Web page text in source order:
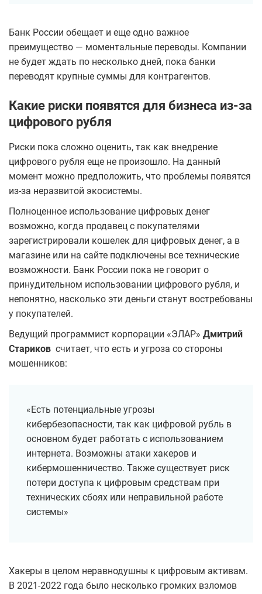
Банк России обещает и еще одно важное
преимущество — моментальные переводы. Компании
не будет ждать по несколько дней, пока банки
переводят крупные суммы для контрагентов.
Какие риски появятся для бизнеса из-за
цифрового рубля
Риски пока сложно оценить, так как внедрение
цифрового рубля еще не произошло. На данный
момент можно предположить, что проблемы появятся
из-за неразвитой экосистемы.
Полноценное использование цифровых денег
возможно, когда продавец с покупателями
зарегистрировали кошелек для цифровых денег, а в
магазине или на сайте подключены все технические
возможности. Банк России пока не говорит о
принудительном использовании цифрового рубля, и
непонятно, насколько эти деньги станут востребованы
у покупателей.
Ведущий программист корпорации «ЭЛАР» Дмитрий
Стариков считает, что есть и угроза со стороны
мошенников:
«Есть потенциальные угрозы
кибербезопасности, так как цифровой рубль в
основном будет работать с использованием
интернета. Возможны атаки хакеров и
кибермошенничество. Также существует риск
потери доступа к цифровым средствам при
технических сбоях или неправильной работе
системы»
Хакеры в целом неравнодушны к цифровым активам.
В 2021-2022 года было несколько громких взломов